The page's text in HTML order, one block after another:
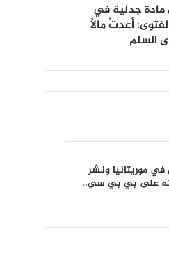
مادة جدلية في
أعدتُ مالًا
السلم
موريتانيا ونشر
على بي بي سي..